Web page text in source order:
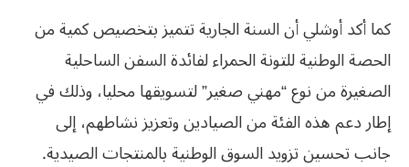
كما أكد أوشلي أن السنة الجارية تتميز بتخصيص كمية من
الحصة الوطنية للتونة الحمراء لفائدة السفن الساحلية
الصغيرة من نوع “مهني صغير” لتسويقها محليا، وذلك في
إطار دعم هذه الفئة من الصيادين وتعزيز نشاطهم، إلى
جانب تحسين تزويد السوق الوطنية بالمنتجات الصيدية.